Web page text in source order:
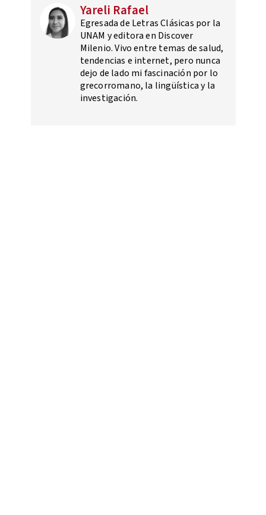
Yareli Rafael
Egresada de Letras Clásicas por la
UNAM y editora en Discover
Milenio. Vivo entre temas de salud,
tendencias e internet, pero nunca
dejo de lado mi fascinación por lo
grecorromano, la lingüística y la
investigación.